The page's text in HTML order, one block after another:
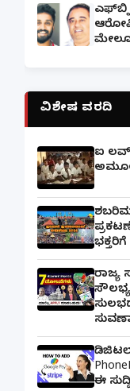
ಎಫ್‌ಬಿ
ವಿಶೇಷ ವರದಿ
ಐ ಲವ್
ರಾಜ್ಯ
ಡಿಜಿಟಲ್
ಈ